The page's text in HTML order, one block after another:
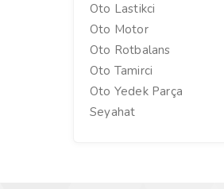
Oto Lastikci
Oto Motor
Oto Rotbalans
Oto Tamirci
Oto Yedek Parça
Seyahat